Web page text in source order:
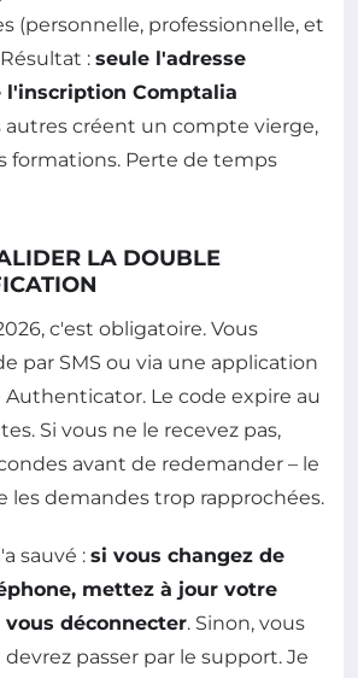
(personnelle, professionnelle, et
: seule l'adresse
l'inscription Comptalia
autres créent un compte vierge,
formations. Perte de temps
LA DOUBLE
c'est obligatoire. Vous
par SMS ou via une application
Le code expire au
Si vous ne le recevez pas,
avant de redemander – le
les demandes trop rapprochées.
sauvé : si vous changez de
mettez à jour votre
déconnecter. Sinon, vous
passer par le support. Je